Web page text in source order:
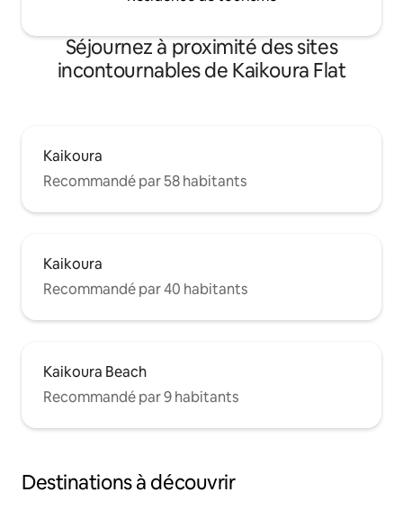
Séjournez à proximité des sites
incontournables de Kaikoura Flat
Kaikoura
Recommandé par 58 habitants
Kaikoura
Recommandé par 40 habitants
Kaikoura Beach
Recommandé par 9 habitants
Destinations à découvrir